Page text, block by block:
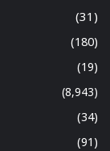
(31)
(180)
(19)
(8,943)
(34)
(91)